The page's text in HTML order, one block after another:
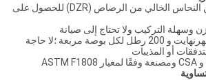
جودة عالية: مصنوعة من النحاس الخالي من الرصاص (DZR) للحصول على
مصنفة إلى 200 درجة فهرنهايت و 200 رطل لكل بوصة مربعة ؛لا حاجة
أو المذيبات